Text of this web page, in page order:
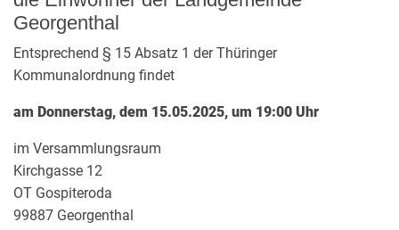
Georgenthal
Entsprechend § 15 Absatz 1 der Thüringer
Kommunalordnung findet
am Donnerstag, dem 15.05.2025, um 19:00 Uhr
im Versammlungsraum
Kirchgasse 12
OT Gospiteroda
99887 Georgenthal